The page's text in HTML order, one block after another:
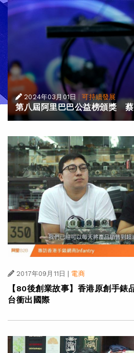
2024年03月01日 |可持續發展
第八屆阿里巴巴公益榜頒獎
2017年09月11日 電商
【80後創業故事】香港原創手錶
台衝出國際